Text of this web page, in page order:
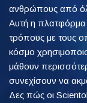
ανθρώπους από
Αυτή η πλατφόρμα
τρόπους με τους
κόσμο
μάθουν
συνεχίσουν να
Δες πώς οι